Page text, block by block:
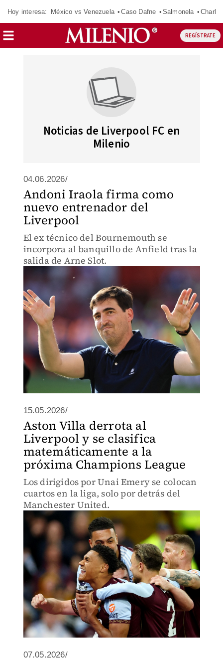
Hoy interesa: México vs Venezuela Caso Dafne Salmonela
REGÍSTRATE
Noticias de Liverpool FC en
Milenio
04.06.2026/
Andoni Iraola firma como
nuevo entrenador del
Liverpool
El ex técnico del Bournemouth se
incorpora al banquillo de Anfield tras la
salida de Arne Slot.
15.05.2026/
Aston Villa derrota al
Liverpool y se clasifica
matemáticamente a la
próxima Champions League
Los dirigidos por Unai Emery se colocan
cuartos en la liga, solo por detrás del
Manchester United.
07.05.2026/